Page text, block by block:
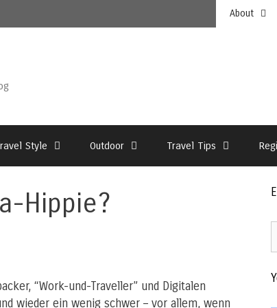
About
Style Outdoor Travel Tips
Hippie?
“Work-und-Traveller” und Digitalen
wieder ein wenig schwer – vor allem, wenn